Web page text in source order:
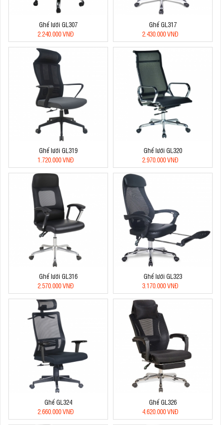
Ghế lưới GL307
2.240.000 VNĐ
Ghế GL317
2.430.000 VNĐ
Ghế lưới GL319
1.720.000 VNĐ
Ghế lưới GL320
2.970.000 VNĐ
Ghế lưới GL316
2.570.000 VNĐ
Ghế lưới GL323
3.170.000 VNĐ
Ghế GL324
2.660.000 VNĐ
Ghế GL326
4.620.000 VNĐ